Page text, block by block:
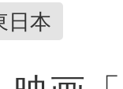
日本